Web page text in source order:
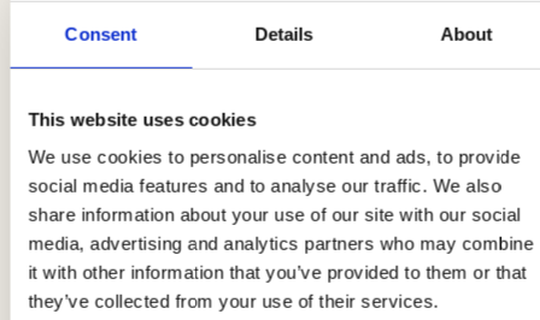
Consent Details About
This website uses cookies
We use cookies to personalise content and ads, to provide
social media features and to analyse our traffic. We also
share information about your use of our site with our social
media, advertising and analytics partners who may combine
it with other information that you’ve provided to them or that
they’ve collected from your use of their services.
Sie es. In der Zwischenzeit,
Pistazien grob, um eine Art Granulat zu
erhalten.
2